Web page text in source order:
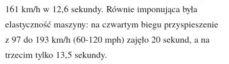
161 km/h w 12,6 sekundy. Równie imponująca była
elastyczność maszyny: na czwartym biegu przyspieszenie
z 97 do 193 km/h (60-120 mph) zajęło 20 sekund, a na
trzecim tylko 13,5 sekundy.